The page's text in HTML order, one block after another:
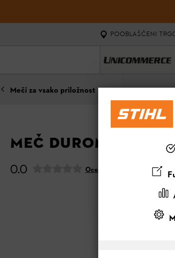
POOBLAŠČENI
Meči za vsako priložnost
MEČ DUROMATIC E,
0.0 Oceni ta izdelek